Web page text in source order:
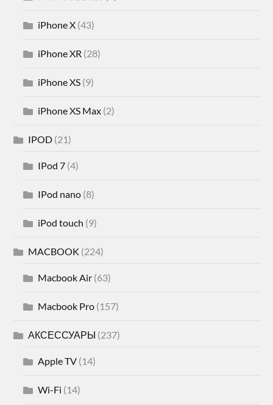
iPhone X (43)
iPhone XR (28)
iPhone XS (9)
iPhone XS Max (2)
IPOD (21)
IPod 7 (4)
IPod nano (8)
iPod touch (9)
MACBOOK (224)
Macbook Air (63)
Macbook Pro (157)
АКСЕССУАРЫ (237)
Apple TV (14)
Wi-Fi (14)